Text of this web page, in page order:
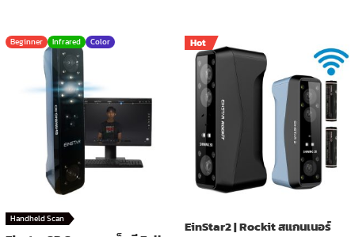
Beginner Infrared Color
Handheld Scan
Hot
EinStar2 | Rockit สแกนเนอร์